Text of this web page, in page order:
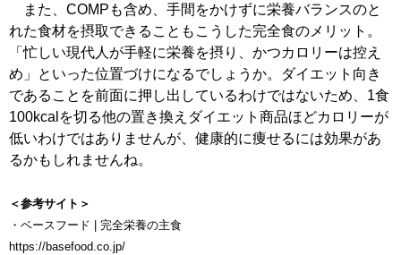
また、COMPも含め、手間をかけずに栄養バランスのと
れた食材を摂取できることもこうした完全食のメリット。
「忙しい現代人が手軽に栄養を摂り、かつカロリーは控え
め」といった位置づけになるでしょうか。ダイエット向き
であることを前面に押し出しているわけではないため、1食
100kcalを切る他の置き換えダイエット商品ほどカロリーが
低いわけではありませんが、健康的に痩せるには効果があ
るかもしれませんね。
＜参考サイト＞
・ベースフード | 完全栄養の主食
https://basefood.co.jp/